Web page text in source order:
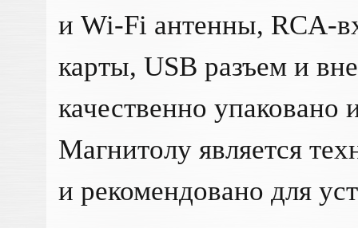
и Wi-Fi антенны, RCA-
карты, USB разъем и
качественно упаковано
Магнитолу является
и рекомендовано для